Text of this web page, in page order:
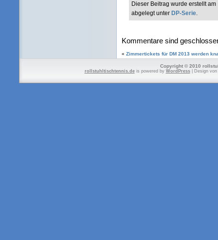
Dieser Beitrag wurde erstellt
abgelegt unter DP-Serie
Kommentare sind
« Zimmertickets für DM 2013 werden
Copyright © 2010
rollstuhltischtennis.deis powered by WordPress| Design von